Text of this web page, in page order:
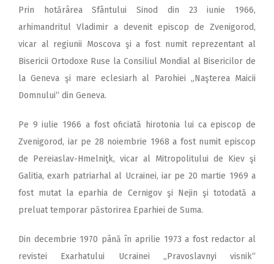
Prin hotărârea Sfântului Sinod din 23 iunie 1966,
arhimandritul Vladimir a devenit episcop de Zvenigorod,
vicar al regiunii Moscova şi a fost numit reprezentant al
Bisericii Ortodoxe Ruse la Consiliul Mondial al Bisericilor de
la Geneva şi mare eclesiarh al Parohiei „Naşterea Maicii
Domnului“ din Geneva.
Pe 9 iulie 1966 a fost oficiată hirotonia lui ca episcop de
Zvenigorod, iar pe 28 noiembrie 1968 a fost numit episcop
de Pereiaslav-Hmelniţk, vicar al Mitropolitului de Kiev şi
Galitia, exarh patriarhal al Ucrainei, iar pe 20 martie 1969 a
fost mutat la eparhia de Cernigov şi Nejin şi totodată a
preluat temporar păstorirea Eparhiei de Suma.
Din decembrie 1970 până în aprilie 1973 a fost redactor al
revistei Exarhatului Ucrainei „Pravoslavnyi visnik“